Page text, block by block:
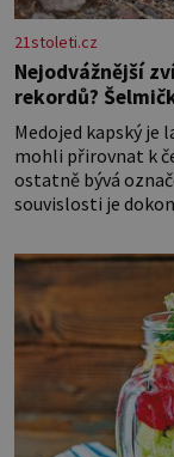
21stoleti.cz
Nejodvážnější
rekordů?
Medojed kapský
mohli přirovnat k
ostatně bývá
souvislosti je